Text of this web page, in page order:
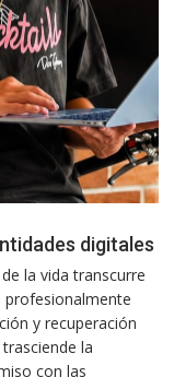
digitales
la vida transcurre
profesionalmente
y recuperación
la
con las